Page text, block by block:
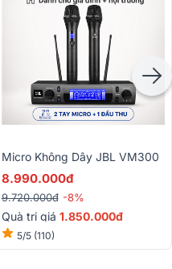
Micro Không Dây JBL VM300
8.990.000đ
9.720.000đ -8%
Quà trị giá 1.850.000đ
5/5 (110)